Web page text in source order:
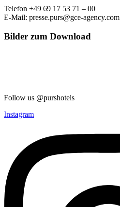
Telefon +49 69 17 53 71 – 00
E-Mail: presse.purs@gce-agency.com
Bilder zum Download
Follow us @purshotels
Instagram